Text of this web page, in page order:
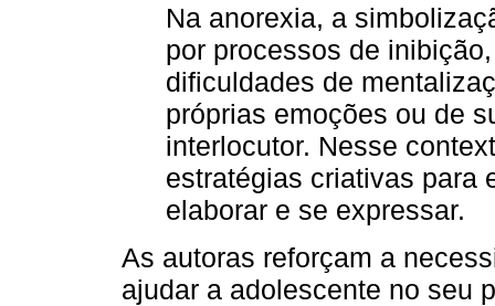
Na anorexia, a
por processos de
dificuldades de
próprias emoções ou de
interlocutor. Nesse
estratégias criativas para
elaborar e se expressar.
As autoras reforçam a
ajudar a adolescente no seu